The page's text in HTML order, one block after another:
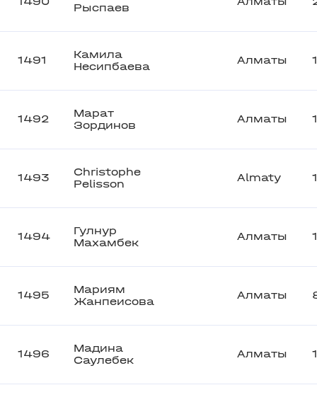
Рыспаев
1491
Камила
Несипбаева
Алматы
1492
Марат
Зординов
Алматы
1493
Christophe
Pelisson
Almaty
1494
Гулнур
Махамбек
Алматы
1495
Мариям
Жанпеисова
Алматы
1496
Мадина
Саулебек
Алматы